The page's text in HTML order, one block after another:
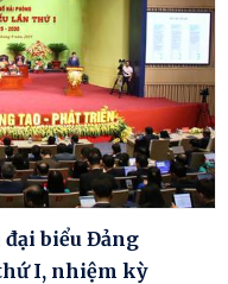
đại biểu Đảng
I, nhiệm kỳ